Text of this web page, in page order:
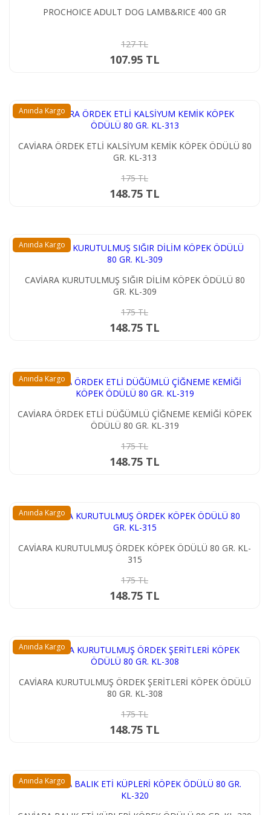
PROCHOICE ADULT DOG LAMB&RICE 400 GR
127 TL
107.95 TL
CAVİARA ÖRDEK ETLİ KALSİYUM KEMİK KÖPEK ÖDÜLÜ 80
GR. KL-313
175 TL
148.75 TL
Anında Kargo
CAVİARA KURUTULMUŞ SIĞIR DİLİM KÖPEK ÖDÜLÜ 80
GR. KL-309
175 TL
148.75 TL
Anında Kargo
CAVİARA ÖRDEK ETLİ DÜĞÜMLÜ ÇİĞNEME KEMİĞİ KÖPEK
ÖDÜLÜ 80 GR. KL-319
175 TL
148.75 TL
Anında Kargo
CAVİARA KURUTULMUŞ ÖRDEK KÖPEK ÖDÜLÜ 80 GR. KL-
315
175 TL
148.75 TL
Anında Kargo
CAVİARA KURUTULMUŞ ÖRDEK ŞERİTLERİ KÖPEK ÖDÜLÜ
80 GR. KL-308
175 TL
148.75 TL
Anında Kargo
Anında Kargo